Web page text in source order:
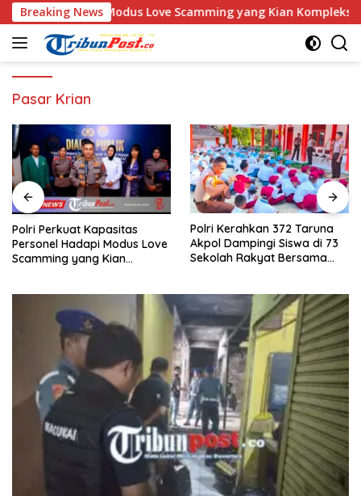
Langsung
ke
konten
Breaking News
Modus Love Scamming yang Kian Kompleks
Pasar Krian
Polri Kerahkan 372 Taruna
Akpol Dampingi Siswa di 73
Sekolah Rakyat Bersama
Tim DVI Polda Jatim Kembali
Serahkan Jenazah Korban
KM Mutiara Sentosa II Asal